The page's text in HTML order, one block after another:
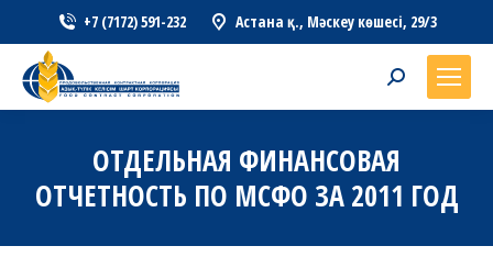
+7 (7172) 591-232 Астана қ., Мәскеу көшесі, 29/3
Search:
ОТДЕЛЬНАЯ ФИНАНСОВАЯ
ОТЧЕТНОСТЬ ПО МСФО ЗА 2011 ГОД